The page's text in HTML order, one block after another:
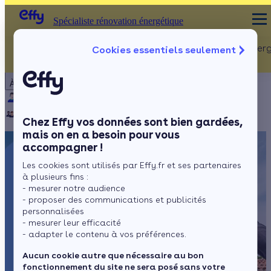
Cookies essentiels seulement
Chez Effy vos données sont bien gardées,
mais on en a besoin pour vous
accompagner !
Les cookies sont utilisés par Effy.fr et ses partenaires
à plusieurs fins :
- mesurer notre audience
- proposer des communications et publicités
personnalisées
- mesurer leur efficacité
- adapter le contenu à vos préférences.
Aucun cookie autre que nécessaire au bon
fonctionnement du site ne sera posé sans votre
À propos
Notre équipe
Rejoignez-nous Presse
Spécialiste rénovation énergétique Rénovation
Murs
Sols
Spécialiste rénovation énergétique